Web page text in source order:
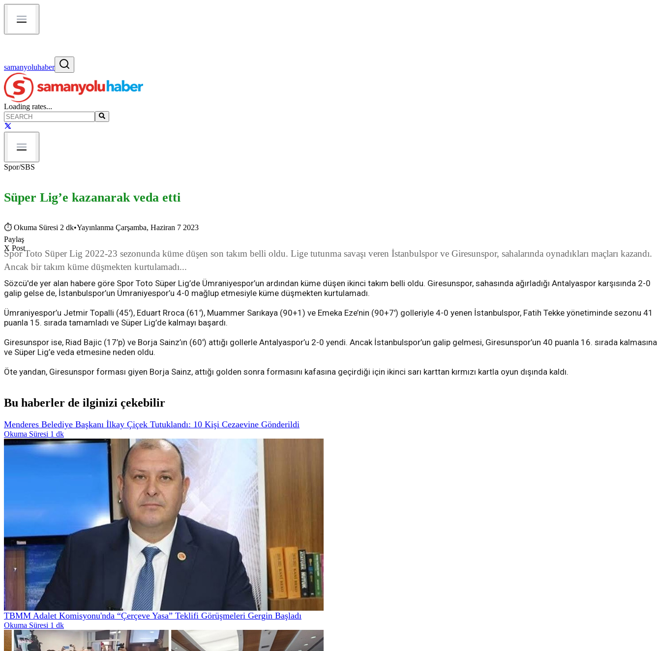
samanyoluhaber
Loading rates...
Spor/SBS
Süper Lig’e kazanarak veda etti
⏱ Okuma Süresi 2 dk•Yayınlanma Çarşamba, Haziran 7 2023
Paylaş
X Post
Spor Toto Süper Lig 2022-23 sezonunda küme düşen son takım belli oldu. Lige tutunma savaşı veren İstanbulspor ve Giresunspor, sahalarında oynadıkları maçları kazandı.
Ancak bir takım küme düşmekten kurtulamadı...
Sözcü'de yer alan habere göre Spor Toto Süper Lig’de Ümraniyespor’un ardından küme düşen ikinci takım belli oldu. Giresunspor, sahasında ağırladığı Antalyaspor karşısında 2-0
galip gelse de, İstanbulspor’un Ümraniyespor’u 4-0 mağlup etmesiyle küme düşmekten kurtulamadı.
Ümraniyespor’u Jetmir Topalli (45'), Eduart Rroca (61'), Muammer Sarıkaya (90+1) ve Emeka Eze’nin (90+7') golleriyle 4-0 yenen İstanbulspor, Fatih Tekke yönetiminde sezonu 41
puanla 15. sırada tamamladı ve Süper Lig’de kalmayı başardı.
Giresunspor ise, Riad Bajic (17’p) ve Borja Sainz’ın (60') attığı gollerle Antalyaspor’u 2-0 yendi. Ancak İstanbulspor’un galip gelmesi, Giresunspor’un 40 puanla 16. sırada kalmasına
ve Süper Lig’e veda etmesine neden oldu.
Öte yandan, Giresunspor forması giyen Borja Sainz, attığı golden sonra formasını kafasına geçirdiği için ikinci sarı karttan kırmızı kartla oyun dışında kaldı.
Bu haberler de ilginizi çekebilir
Menderes Belediye Başkanı İlkay Çiçek Tutuklandı: 10 Kişi Cezaevine Gönderildi
Okuma Süresi 1 dk
TBMM Adalet Komisyonu'nda “Çerçeve Yasa” Teklifi Görüşmeleri Gergin Başladı
Okuma Süresi 1 dk